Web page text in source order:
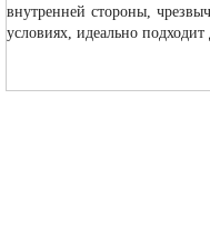
внутренней стороны,
условиях, идеально